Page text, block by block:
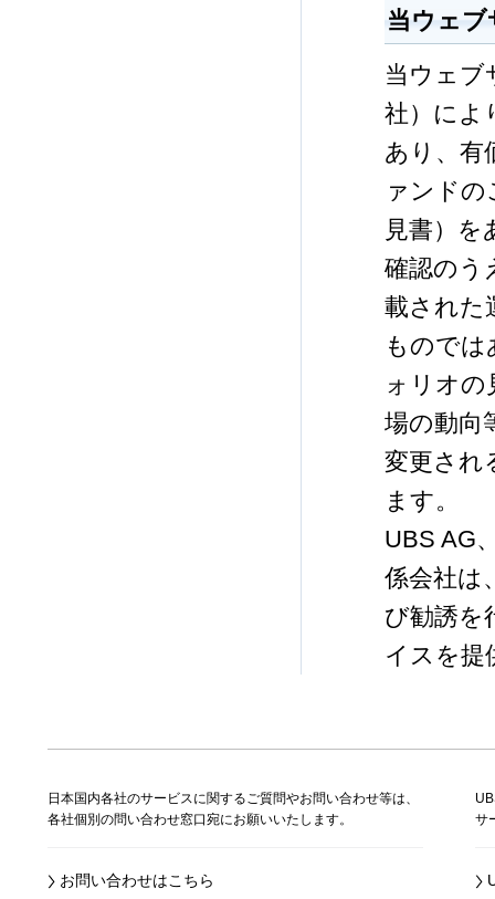
当ウェ
当ウェブ
社）によ
あり、有
ァンドの
見書）
確認のう
載された
もので
ォリオの
場の動向
変更され
ます。
UBS AG
係会社は
び勧誘を
イスを提
日本国内各社のサービスに関するご質問やお問い合わせ等は、
各社個別の問い合わせ窓口宛にお願いいたします。
お問い合わせはこちら
サ